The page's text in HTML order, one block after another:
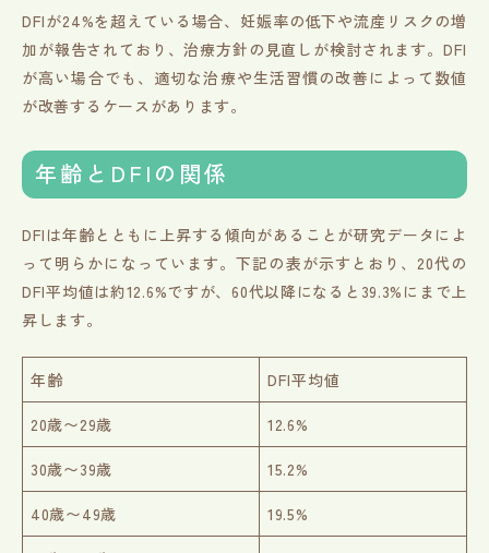
DFIが24%を超えている場合、妊娠率の低下や流産リスクの増
加が報告されており、治療方針の見直しが検討されます。DFI
が高い場合でも、適切な治療や生活習慣の改善によって数値
が改善するケースがあります。
年齢とDFIの関係
DFIは年齢とともに上昇する傾向があることが研究データによ
って明らかになっています。下記の表が示すとおり、20代の
DFI平均値は約12.6%ですが、60代以降になると39.3%にまで上
昇します。
年齢 DFI平均値
20歳〜29歳 12.6%
30歳〜39歳 15.2%
40歳〜49歳 19.5%